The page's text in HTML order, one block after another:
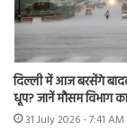
दिल्ली में आज बरसेंगे
धूप? जानें मौसम विभाग
31 July 2026 - 7:41 AM